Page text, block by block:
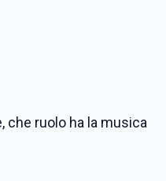
che ruolo ha la musica